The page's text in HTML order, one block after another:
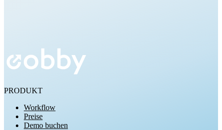
Kostenlos testen
PRODUKT
Workflow
Preise
Demo buchen